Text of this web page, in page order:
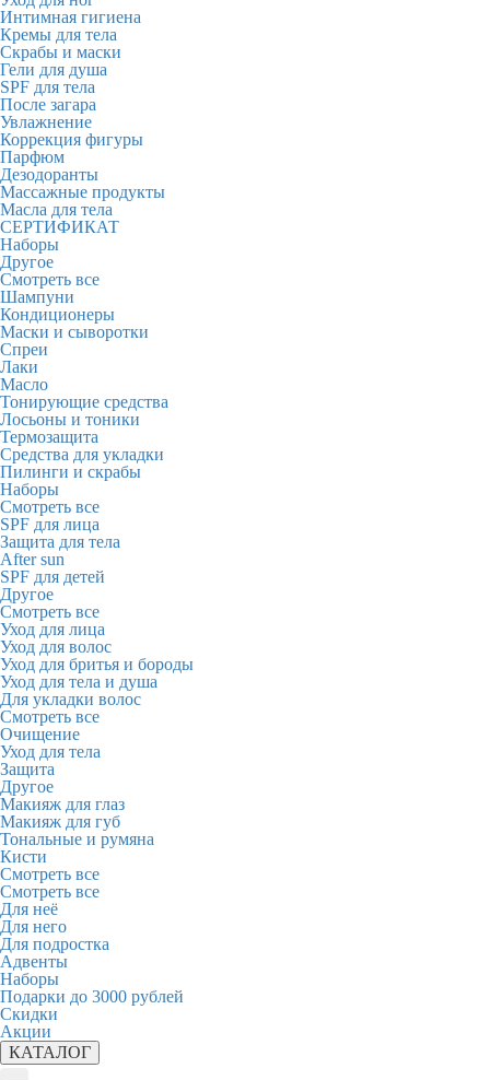
Интимная гигиена
Кремы для тела
Скрабы и маски
Гели для душа
SPF для тела
После загара
Увлажнение
Коррекция фигуры
Парфюм
Дезодоранты
Массажные продукты
Масла для тела
СЕРТИФИКАТ
Наборы
Другое
Смотреть все
Шампуни
Кондиционеры
Маски и сыворотки
Спреи
Лаки
Масло
Тонирующие средства
Лосьоны и тоники
Термозащита
Средства для укладки
Пилинги и скрабы
Наборы
Смотреть все
SPF для лица
Защита для тела
After sun
SPF для детей
Другое
Смотреть все
Уход для лица
Уход для волос
Уход для бритья и бороды
Уход для тела и душа
Для укладки волос
Смотреть все
Очищение
Уход для тела
Защита
Другое
Макияж для глаз
Макияж для губ
Тональные и румяна
Кисти
Смотреть все
Смотреть все
Для неё
Для него
Для подростка
Адвенты
Наборы
Подарки до 3000 рублей
Скидки
Акции
КАТАЛОГ